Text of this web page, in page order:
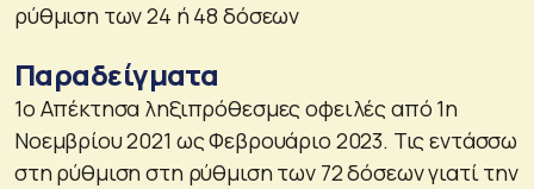
ρύθμιση των 24 ή 48 δόσεων
Παραδείγματα
1ο Απέκτησα ληξιπρόθεσμες οφειλές από 1η
Νοεμβρίου 2021 ως Φεβρουάριο 2023. Τις εντάσσω
στη ρύθμιση στη ρύθμιση των 72 δόσεων γιατί την